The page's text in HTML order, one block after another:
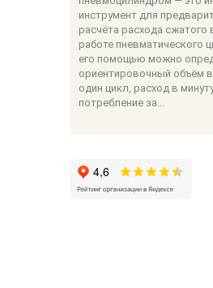
инструмент для
расчёта расхода сжатого
работе пневматического
его помощью можно
ориентировочный объём
один цикл, расход в
потребление за...